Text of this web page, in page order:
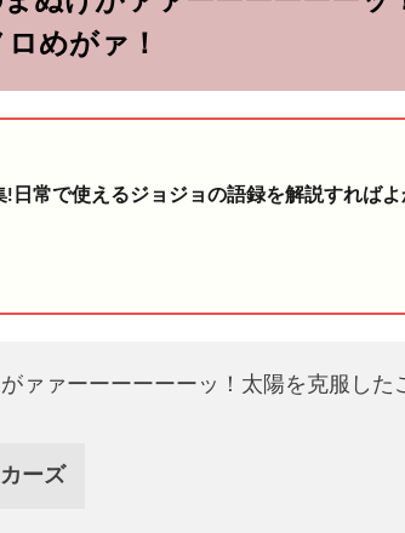
めがァ！
日常で使えるジョジョの語録を解説すればよ
ァァーーーーーーッ！太陽を克服し
ーズ